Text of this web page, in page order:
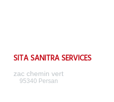
SITA SANITRA SERVICES
zac chemin vert
95340 Persan